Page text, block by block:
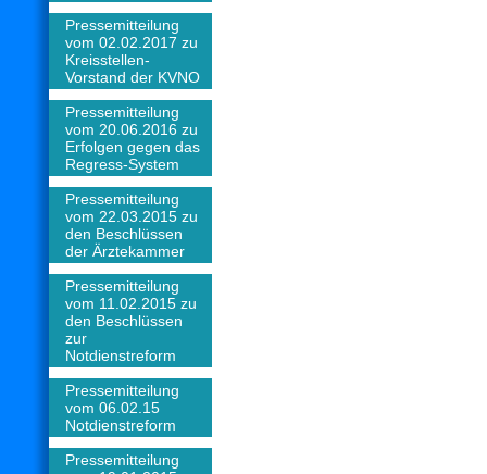
Pressemitteilung
vom 02.02.2017 zu
Kreisstellen-
Vorstand der KVNO
Pressemitteilung
vom 20.06.2016 zu
Erfolgen gegen das
Regress-System
Pressemitteilung
vom 22.03.2015 zu
den Beschlüssen
der Ärztekammer
Pressemitteilung
vom 11.02.2015 zu
den Beschlüssen
zur
Notdienstreform
Pressemitteilung
vom 06.02.15
Notdienstreform
Pressemitteilung